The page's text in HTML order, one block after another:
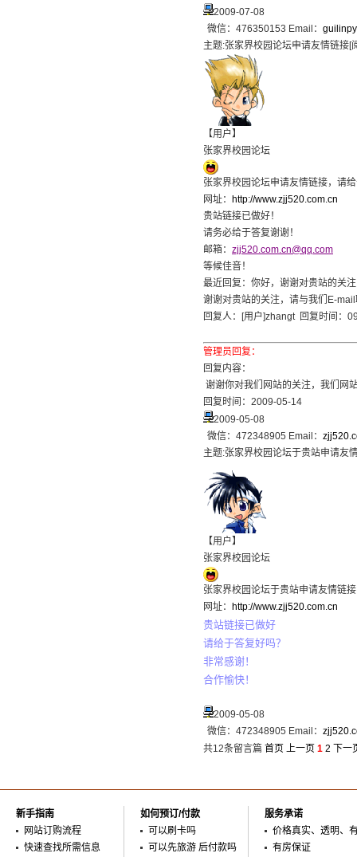
2009-07-08
微信：476350153 Email：
主题:张家界校园论坛申请友情链接[
【用户】
张家界校园论坛
张家界校园论坛申请友情链接，请
网址： http://www.zjj520.com.cn
贵站链接已做好！
请务必给于答复谢谢！
邮箱： zjj520.com.cn@qq.com
等候佳音！
最近回复 ：你好，谢谢对贵站的关注
谢谢对贵站的关注，请与我们E-
回复人：[用户]zhangt 回复时间：
管理员回复：
回复内容：
谢谢你对我们网站的关注，我们网
回复时间：2009-05-14
2009-05-08
微信：472348905 Email：
主题:张家界校园论坛于贵站申请友
【用户】
张家界校园论坛
张家界校园论坛于贵站申请友情链
网址： http://www.zjj520.com.cn
贵站链接已做好
请给于答复好吗？
非常感谢！
合作愉快！
2009-05-08
微信：472348905 Email：
共12条留言篇 首页 上一页 1 2 下一
新手指南
网站订购流程
快速查找所需信息
如何预订/付款
可以刷卡吗
可以先旅游 后付款吗
服务承诺
价格真实、透明、
有房保证